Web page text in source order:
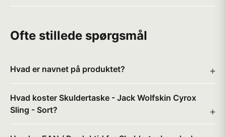
Ofte stillede spørgsmål
Hvad er navnet på produktet?
Hvad koster Skuldertaske - Jack Wolfskin Cyrox
Sling - Sort?